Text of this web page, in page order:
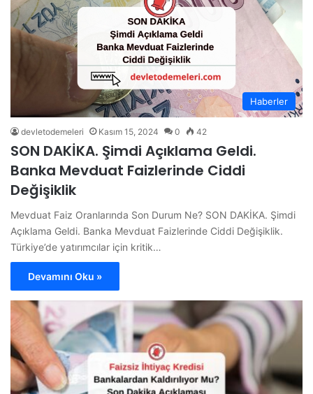
Haberler
devletodemeleri Kasım 15, 2024 0 42
SON DAKİKA. Şimdi Açıklama Geldi.
Banka Mevduat Faizlerinde Ciddi
Değişiklik
Mevduat Faiz Oranlarında Son Durum Ne? SON DAKİKA. Şimdi
Açıklama Geldi. Banka Mevduat Faizlerinde Ciddi Değişiklik.
Türkiye’de yatırımcılar için kritik…
Devamını Oku »